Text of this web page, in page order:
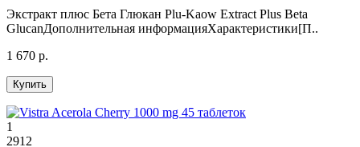
Экстракт плюс Бета Глюкан Plu-Kaow Extract Plus Beta
GlucanДополнительная информацияХарактеристики[П..
1 670 р.
Купить
1
2912